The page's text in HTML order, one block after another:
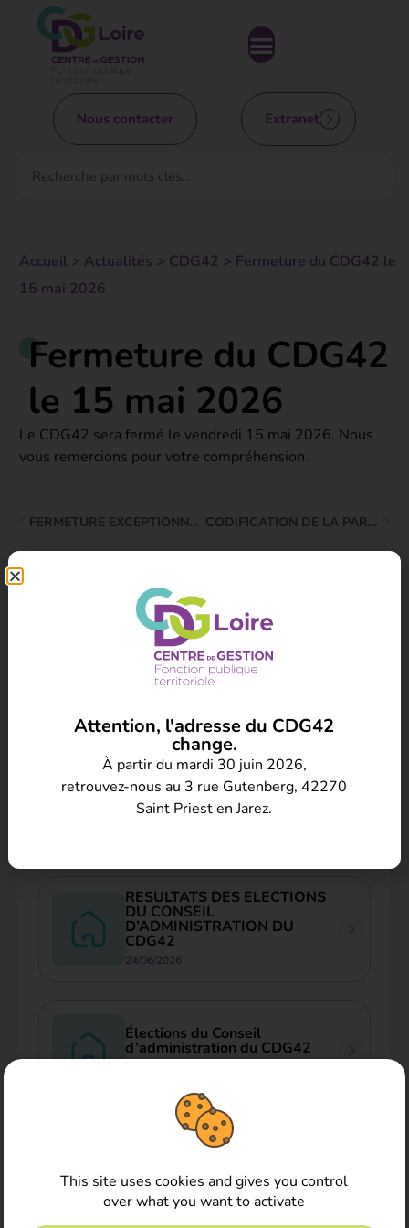
Nous contacter Extranet
Accueil > Actualités > CDG42 > Fermeture du CDG42 le
15 mai 2026
Fermeture du CDG42
le 15 mai 2026
Le CDG42 sera fermé le vendredi 15 mai 2026. Nous
vous remercions pour votre compréhension.
FERMETURE EXCEPTIONNELLE DU CDG42 LE 29 AVRIL 2026 CODIFICATION DE LA PARTIE RÉGLEMENTAIRE DU CGFP
Voir toutes les actualités
Nos autres actualités
Chaleur intense, canicule et
travail des agents publics : les
précautions prévues par la
09/07/2026
Autorisations spéciales
d’absence
RESULTATS DES ELECTIONS
DU CONSEIL
D’ADMINISTRATION DU
CDG42
24/06/2026
Élections du Conseil
d’administration du CDG42
This site uses cookies and gives you control
over what you want to activate
Attention, l'adresse du CDG42
change.
À partir du mardi 30 juin 2026,
retrouvez-nous au 3 rue Gutenberg, 42270
Saint Priest en Jarez.